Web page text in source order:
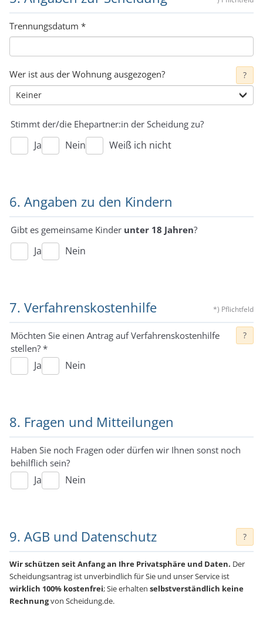
Trennungsdatum *
Wer ist aus der Wohnung ausgezogen? ?
Stimmt der/die Ehepartner:in der Scheidung zu?
Ja Nein Weiß ich nicht
6. Angaben zu den Kindern
Gibt es gemeinsame Kinder unter 18 Jahren?
Ja Nein
7. Verfahrenskostenhilfe *) Pflichtfeld
Möchten Sie einen Antrag auf Verfahrenskostenhilfe
stellen? *
?
Ja Nein
8. Fragen und Mitteilungen
Haben Sie noch Fragen oder dürfen wir Ihnen sonst noch
behilflich sein?
Ja Nein
9. AGB und Datenschutz ?
Wir schützen seit Anfang an Ihre Privatsphäre und Daten. Der
Scheidungsantrag ist unverbindlich für Sie und unser Service ist
wirklich 100% kostenfrei; Sie erhalten selbstverständlich keine
Rechnungvon Scheidung.de.